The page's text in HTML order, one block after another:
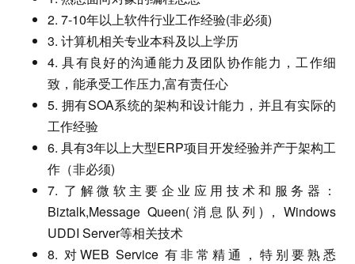
2. 7-10年以上软件行业工作经验(非必须)
3. 计算机相关专业本科及以上学历
4. 具有良好的沟通能力及团队协作能力，工作细
致，能承受工作压力,富有责任心
5. 拥有SOA系统的架构和设计能力，并且有实际的
工作经验
6. 具有3年以上大型ERP项目开发经验并产于架构工
作（非必须)
7. 了解微软主要企业应用技术和服务器：
Biztalk,Message Queen(消息队列)，Windows
UDDI Server等相关技术
8. 对WEB Service 有非常精通，特别要熟悉